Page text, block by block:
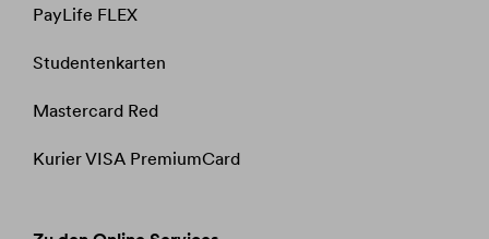
PayLife FLEX
Studentenkarten
Mastercard Red
Kurier VISA PremiumCard